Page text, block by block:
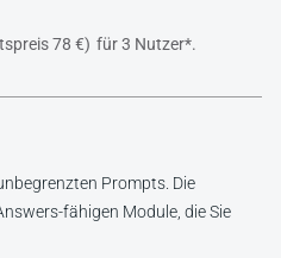
78 €) für 3 Nutzer*.
Prompts. Die
fähigen Module, die Sie